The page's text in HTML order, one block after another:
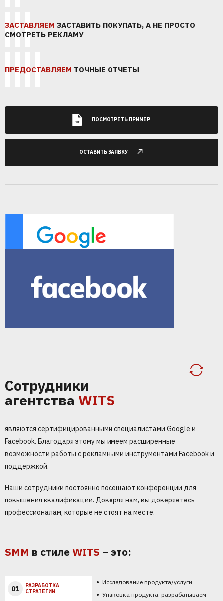
ЗАСТАВЛЯЕМ ЗАСТАВИТЬ ПОКУПАТЬ, А НЕ ПРОСТО
СМОТРЕТЬ РЕКЛАМУ
ПРЕДОСТАВЛЯЕМ ТОЧНЫЕ ОТЧЕТЫ
ПОСМОТРЕТЬ ПРИМЕР
ОСТАВИТЬ ЗАЯВКУ
Сотрудники
агентства WITS
являются сертифицированными специалистами Google и
Facebook. Благодаря этому мы имеем расширенные
возможности работы с рекламными инструментами Facebook и
поддержкой.
Наши сотрудники постоянно посещают конференции для
повышения квалификации. Доверяя нам, вы доверяетесь
профессионалам, которые не стоят на месте.
SMM в стилеWITS – это:
01
РАЗРАБОТКА
СТРАТЕГИИ
Исследование продукта/услуги
Упаковка продукта: разрабатываем